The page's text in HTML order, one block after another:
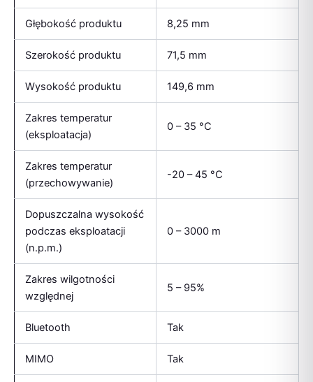
Głębokość produktu 8,25 mm
Szerokość produktu 71,5 mm
Wysokość produktu 149,6 mm
Zakres temperatur
(eksploatacja)
0 – 35 °C
Zakres temperatur
(przechowywanie)
-20 – 45 °C
Dopuszczalna wysokość
podczas eksploatacji
(n.p.m.)
0 – 3000 m
Zakres wilgotności
względnej
5 – 95%
Bluetooth Tak
MIMO Tak